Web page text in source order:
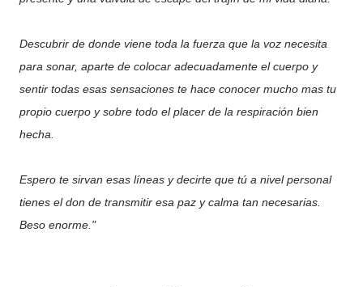
Descubrir de donde viene toda la fuerza que la voz necesita
para sonar, aparte de colocar adecuadamente el cuerpo y
sentir todas esas sensaciones te hace conocer mucho mas tu
propio cuerpo y sobre todo el placer de la respiración bien
hecha.
Espero te sirvan esas líneas y decirte que tú a nivel personal
tienes el don de transmitir esa paz y calma tan necesarias.
Beso enorme."